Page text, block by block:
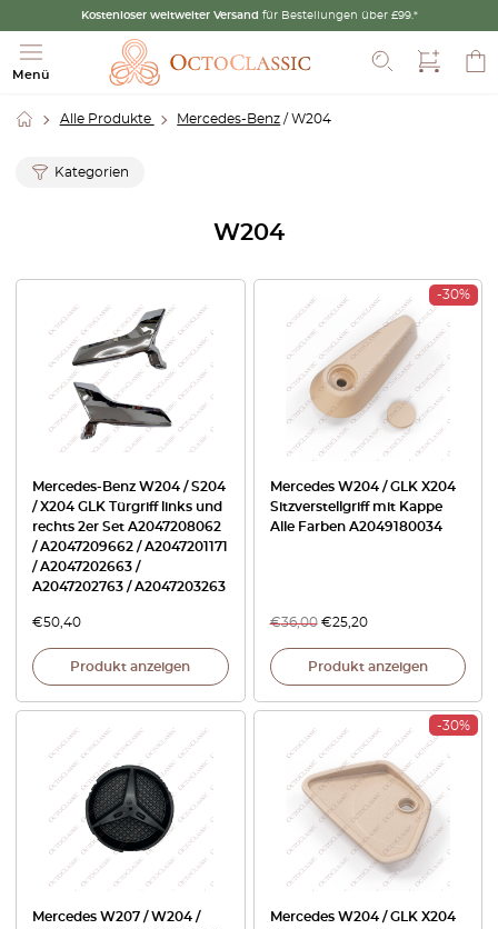
Kostenloser weltweiter Versand für Bestellungen über £99.*
Menü
Suche
Alle Produkte Mercedes-Benz / W204
Kategorien
W204
Mercedes-Benz W204 / S204
/ X204 GLK Türgriff links und
rechts 2er Set A2047208062
/ A2047209662 / A2047201171
/ A2047202663 /
A2047202763 / A2047203263
€50,40
Produkt anzeigen
-30%
Mercedes W204 / GLK X204
Sitzverstellgriff mit Kappe
Alle Farben A2049180034
€36,00 €25,20
Produkt anzeigen
Mercedes W207 / W204 /
-30%
Mercedes W204 / GLK X204